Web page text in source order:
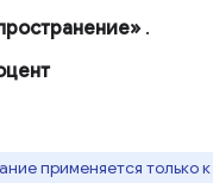
.
применяется только к